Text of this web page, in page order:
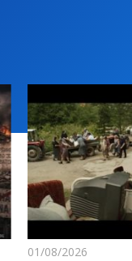
01/08/2026